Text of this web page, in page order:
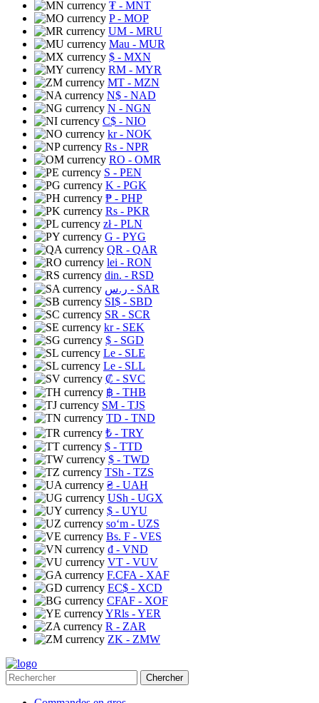
₮ - MNT
P- MOP
UM - MRU
Mau - MUR
$ - MXN
RM - MYR
MT - MZN
N$ - NAD
N - NGN
C$ - NIO
kr- NOK
Rs - NPR
RO - OMR
S - PEN
K - PGK
₱ - PHP
Rs - PKR
zł- PLN
G - PYG
QR - QAR
lei - RON
din. - RSD
ر.س - SAR
SI$ - SBD
SR - SCR
kr- SEK
$ - SGD
Le - SLE
Le - SLL
₡ - SVC
฿ - THB
ЅМ - TJS
TD - TND
₺ - TRY
$ - TTD
$ - TWD
TSh - TZS
₴ - UAH
USh - UGX
$ - UYU
soʻm - UZS
Bs. F - VES
₫ - VND
VT - VUV
F.CFA - XAF
EC$ - XCD
CFAF - XOF
YRls - YER
R - ZAR
ZK - ZMW
Chercher